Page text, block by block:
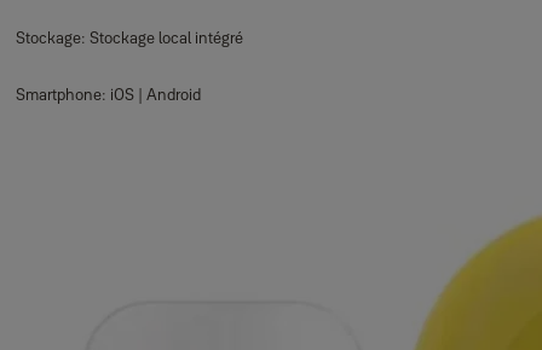
Stockage: Stockage local intégré
Smartphone: iOS | Android